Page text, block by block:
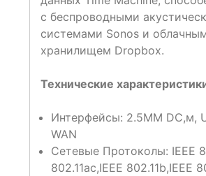
с беспроводными
системами Sonos и
хранилищем Dropbox.
Технические
Интерфейсы: 2.5MM DC,м,
WAN
Сетевые Протоколы: IEEE
802.11ac,IEEE 802.11b,IEEE